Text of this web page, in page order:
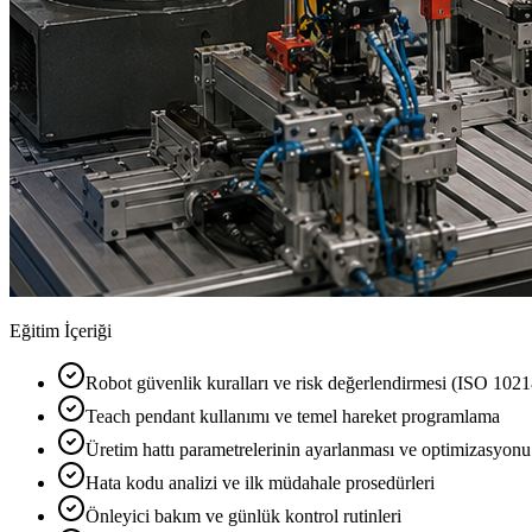
Eğitim İçeriği
Robot güvenlik kuralları ve risk değerlendirmesi (ISO
Teach pendant kullanımı ve temel hareket programlama
Üretim hattı parametrelerinin ayarlanması ve optimizasyonu
Hata kodu analizi ve ilk müdahale prosedürleri
Önleyici bakım ve günlük kontrol rutinleri